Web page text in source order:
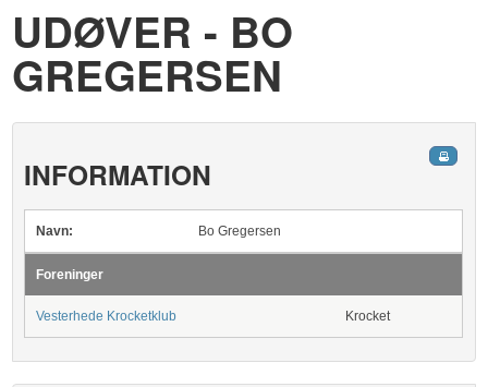
UDØVER - BO
GREGERSEN
INFORMATION
Navn: Bo Gregersen
Foreninger
Vesterhede Krocketklub Krocket